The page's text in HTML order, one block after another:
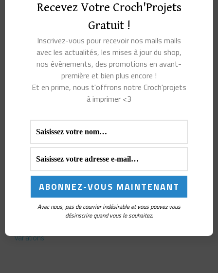
Veuillez noter qu’aucun de nos codes promo n’est
Mes doudous au crochet
pour bébé
La garde-robe de mon
bébé au crochet – 20
Marqueurs de Maille
Variations
Recevez Votre Croch'Projets
Gratuit !
Inscrivez-vous pour recevoir nos mails mails
avec les actualités, les mises à jour du shop,
nos évènements, des promotions en avant-
première et bien plus encore !
Et en prime, nous t'offrons notre Croch'projets
à imprimer <3
Avec nous, pas de courrier indésirable et vous pouvez vous
désinscrire quand vous le souhaitez.